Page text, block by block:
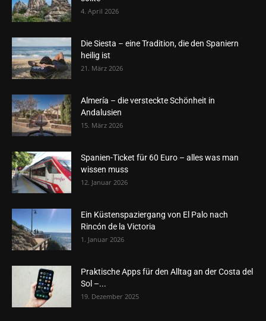
4. April 2026
Die Siesta – eine Tradition, die den Spaniern
heilig ist
21. März 2026
Almería – die versteckte Schönheit in
Andalusien
15. März 2026
Spanien-Ticket für 60 Euro – alles was man
wissen muss
12. Januar 2026
Ein Küstenspaziergang von El Palo nach
Rincón de la Victoria
1. Januar 2026
Praktische Apps für den Alltag an der Costa del
Sol –...
19. Dezember 2025